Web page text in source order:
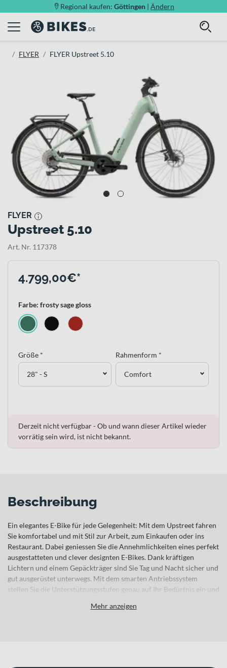
Regional kaufen: Göttingen | Ändern
FLYER FLYER Upstreet 5.10
FLYER
Upstreet 5.10
Art. Nr. 117378
4.799,00€*
Farbe: frosty sage gloss
Größe *
28" - S
Rahmenform *
Comfort
Derzeit nicht verfügbar - Ob und wann dieser Artikel wieder
vorrätig sein wird, ist nicht bekannt.
Beschreibung
Ein elegantes E-Bike für jede Gelegenheit: Mit dem Upstreet fahren
Sie komfortabel und mit Stil zur Arbeit, zum Einkaufen oder ins
Restaurant. Dabei geniessen Sie die Annehmlichkeiten eines perfekt
ausgestatteten und clever designten E-Bikes. Dank kräftigen
Lichtern und einem Gepäckträger sind Sie Tag und Nacht sicher und
gut ausgerüstet unterwegs. Mit dem smarten Antriebssystem
stellen Sie die Unterstützungsstufen genau auf Ihr Bedürfnis ein und
kräftige Motor mit dem leistungsstarken Akku und der optionale
Mehr anzeigen